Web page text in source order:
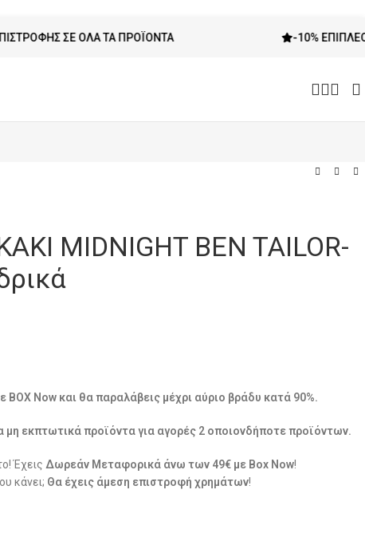
ΣΕ ΌΛΑ ΤΑ ΠΡΟΪΌΝΤΑ -10% ΕΠΙΠΛΈΟΝ
MIDNIGHT BEN TAILOR-
BOX Now και θα παραλάβεις μέχρι αύριο βράδυ κατά 90%.
εκπτωτικά προϊόντα για αγορές 2 οποιονδήποτε προϊόντων.
Έχεις Δωρεάν Μεταφορικά άνω των 49€ με Box Now!
κάνει; Θα έχεις άμεση επιστροφή χρημάτων!